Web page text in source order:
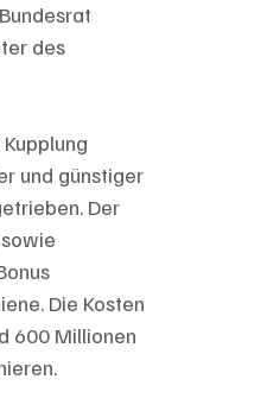
des
und günstiger
Der
Die Kosten
600 Millionen